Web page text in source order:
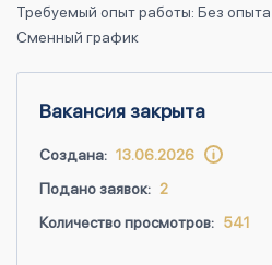
Требуемый опыт работы: Без опыта
Сменный график
Вакансия закрыта
Создана: 13.06.2026
Подано заявок: 2
Количество просмотров: 541